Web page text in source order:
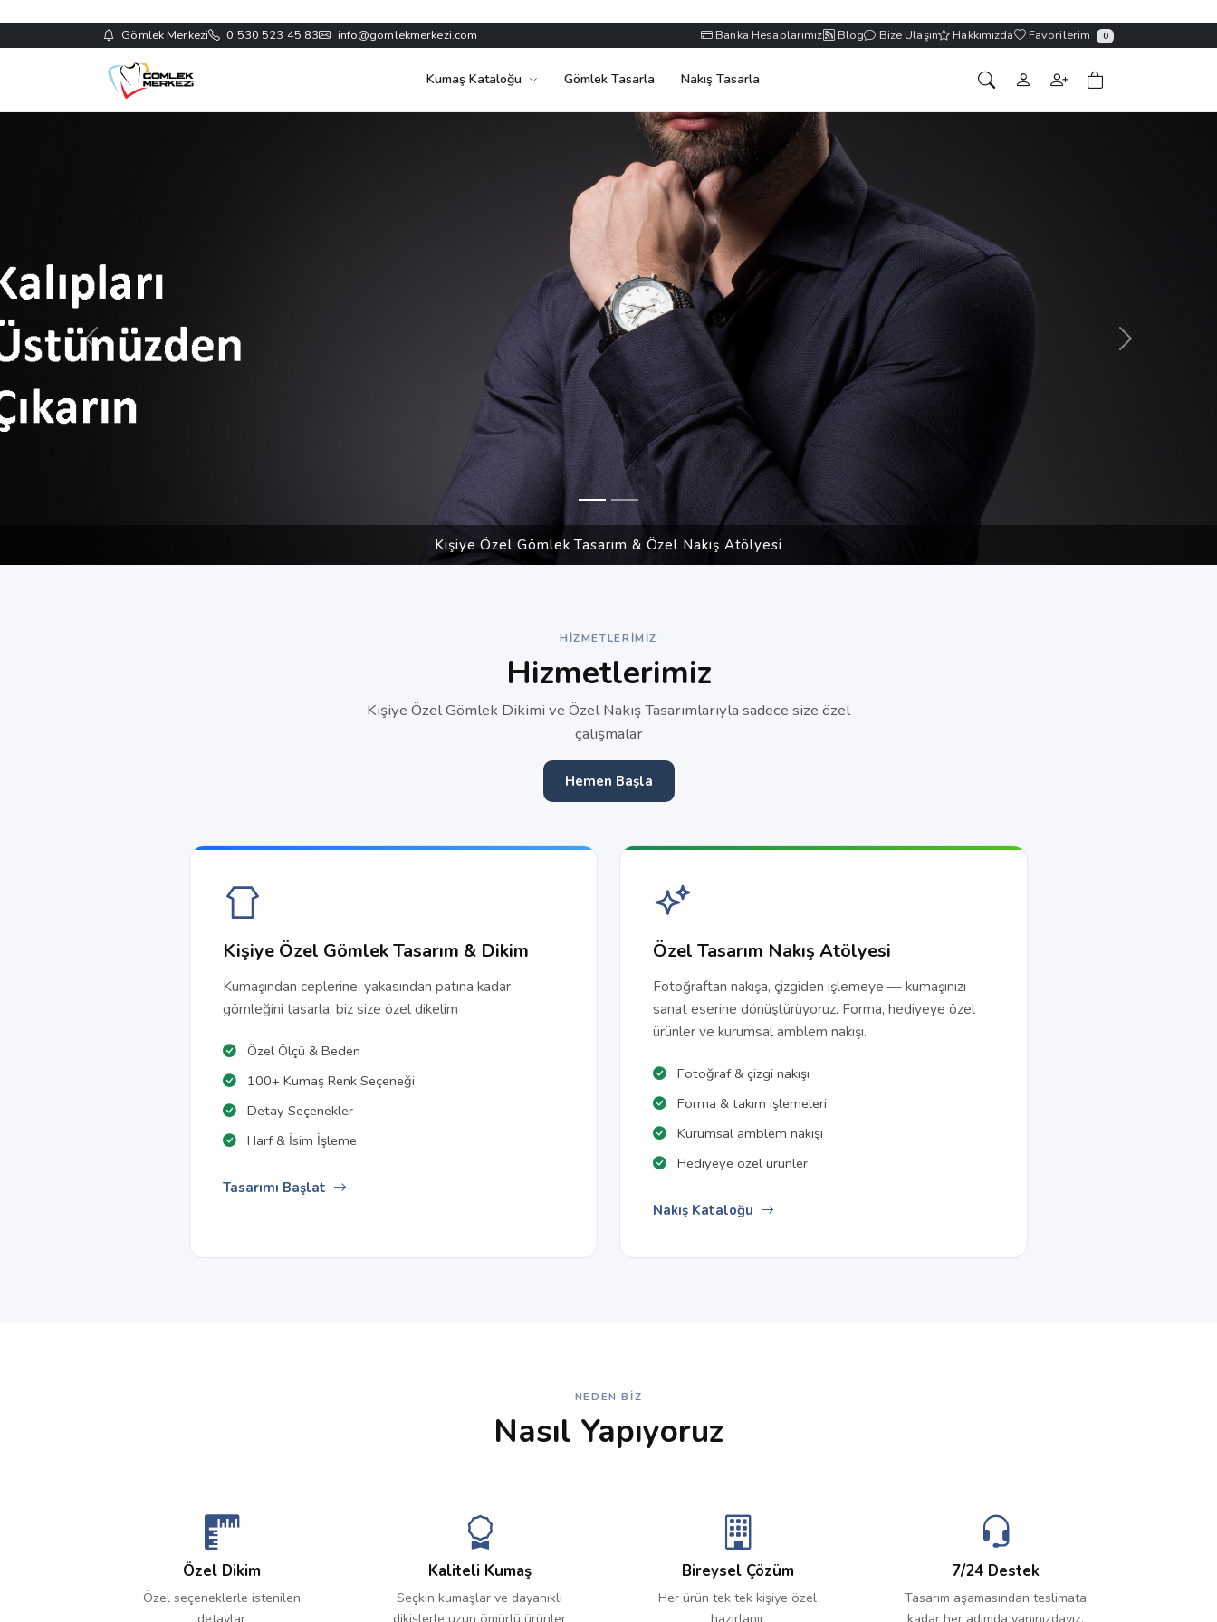
Gömlek Merkezi 0 530 523 45 83 info@gomlekmerkezi.com Banka Hesaplarımız Blog Bize Ulaşın Hakkımızda Favorilerim 0
Kumaş Kataloğu Gömlek Tasarla Nakış Tasarla
Önceki Sonraki
Kişiye Özel Gömlek Tasarım & Özel Nakış Atölyesi
HIZMETLERIMIZ
Hizmetlerimiz
Kişiye Özel Gömlek Dikimi ve Özel Nakış Tasarımlarıyla sadece size özel
çalışmalar
Hemen Başla
Kişiye Özel Gömlek Tasarım & Dikim
Kumaşından ceplerine, yakasından patına kadar
gömleğini tasarla, biz size özel dikelim
Özel Ölçü & Beden
100+ Kumaş Renk Seçeneği
Detay Seçenekler
Harf & İsim İşleme
Tasarımı Başlat
Özel Tasarım Nakış Atölyesi
Fotoğraftan nakışa, çizgiden işlemeye — kumaşınızı
sanat eserine dönüştürüyoruz. Forma, hediyeye özel
ürünler ve kurumsal amblem nakışı.
Fotoğraf & çizgi nakışı
Forma & takım işlemeleri
Kurumsal amblem nakışı
Hediyeye özel ürünler
Nakış Kataloğu
NEDEN BIZ
Nasıl Yapıyoruz
Özel Dikim
Özel seçeneklerle istenilen
detaylar
Kaliteli Kumaş
Seçkin kumaşlar ve dayanıklı
dikişlerle uzun ömürlü ürünler
Bireysel Çözüm
Her ürün tek tek kişiye özel
hazırlanır
7/24 Destek
Tasarım aşamasından teslimata
kadar her adımda yanınızdayız.